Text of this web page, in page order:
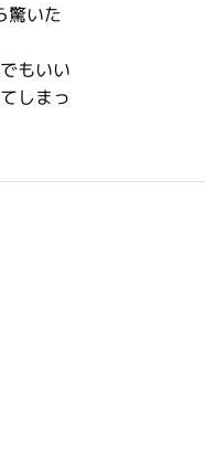
驚いた
もいい
しまっ